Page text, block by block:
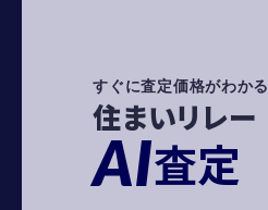
すぐに査定価格がわかる
住まいリレー
AI査定